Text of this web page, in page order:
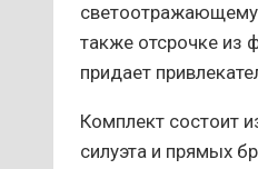
также отсрочке из
придает
Комплект состоит
силуэта и прямых